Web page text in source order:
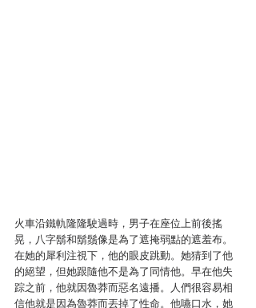
火車沿鐵軌隆隆駛過時，男子在座位上前後搖
晃，八字鬍和鬍鬚像是為了遮掩弱點的遮羞布。
在她的犀利注視下，他的眼皮跳動。她猜到了他
的絕望，但她跟隨他不是為了同情他。早在他失
踪之前，他就因魯莽而惡名遠播。人們很容易相
信他就是因為魯莽而丟掉了性命。他嚥口水，她